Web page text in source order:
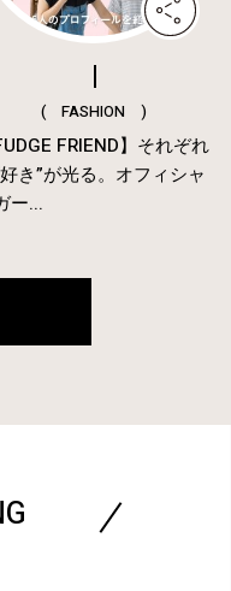
( FASHION )
FRIEND】それぞれ
き”が光る。オフィシャ
ー...